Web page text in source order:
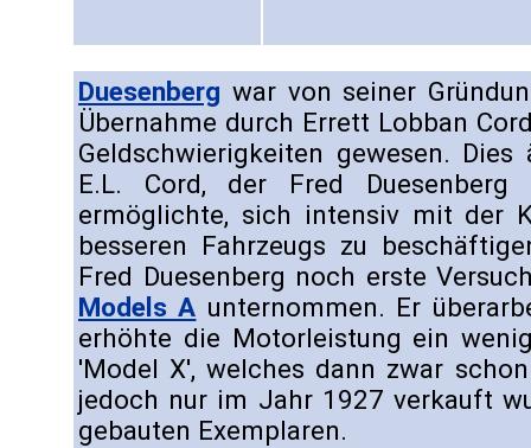
Duesenberg war von seiner
Übernahme durch Errett Lobban
Geldschwierigkeiten gewesen.
E.L. Cord, der Fred
ermöglichte, sich intensiv mit der
besseren Fahrzeugs zu
Fred Duesenberg noch erste
Models A unternommen. Er
erhöhte die Motorleistung ein
'Model X', welches dann zwar
jedoch nur im Jahr 1927 verkauft
gebauten Exemplaren.